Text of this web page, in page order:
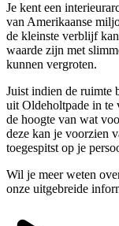
Je kent een
van Amerikaanse
de kleinste verblijf
waarde zijn met
kunnen vergroten.
Juist indien de ruimte
uit Oldeholtpade in te
de hoogte van wat
deze kan je voorzien
toegespitst op je
Wil je meer weten
onze uitgebreide